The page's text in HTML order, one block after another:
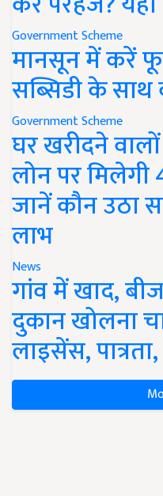
Government Scheme
मानसून में करें
सब्सिडी के साथ
Government Scheme
घर खरीदने
लोन पर मिलेगी
जानें कौन उठा
लाभ
News
गांव में खाद,
दुकान खोलना
लाइसेंस,